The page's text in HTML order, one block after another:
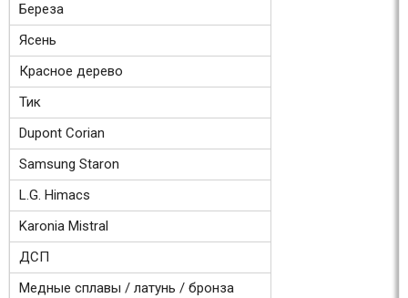
Береза
Ясень
Красное дерево
Тик
Dupont Corian
Samsung Staron
L.G. Himacs
Karonia Mistral
ДСП
Медные сплавы / латунь / бронза